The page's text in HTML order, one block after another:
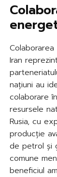
Iran
națiuni au
colaborare
resursele
Rusia, cu
producție
de petrol și
comune
beneficiul